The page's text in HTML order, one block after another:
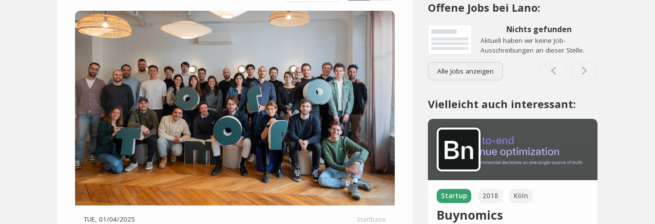
TUE, 01/04/2025 Startbase
Offene Jobs bei Lano:
Nichts gefunden
Aktuell haben wir keine Job-
Ausschreibungen an dieser Stelle.
Alle Jobs anzeigen
Vielleicht auch interessant:
Startup 2018 Köln
Buynomics